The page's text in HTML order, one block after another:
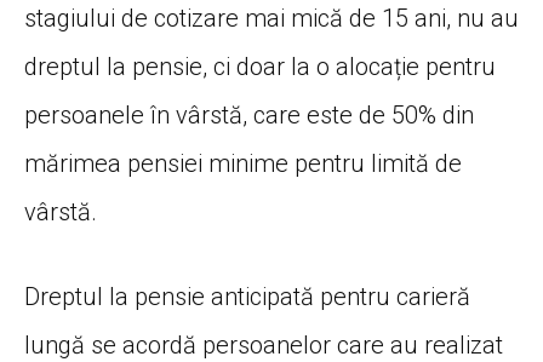
stagiului de cotizare mai mică de 15 ani, nu au
dreptul la pensie, ci doar la o alocație pentru
persoanele în vârstă, care este de 50% din
mărimea pensiei minime pentru limită de
vârstă.
Dreptul la pensie anticipată pentru carieră
lungă se acordă persoanelor care au realizat